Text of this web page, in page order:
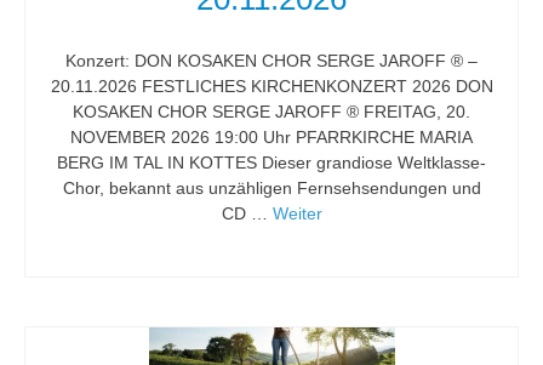
Konzert: DON KOSAKEN CHOR SERGE JAROFF ® –
20.11.2026 FESTLICHES KIRCHENKONZERT 2026 DON
KOSAKEN CHOR SERGE JAROFF ® FREITAG, 20.
NOVEMBER 2026 19:00 Uhr PFARRKIRCHE MARIA
BERG IM TAL IN KOTTES Dieser grandiose Weltklasse-
Chor, bekannt aus unzähligen Fernsehsendungen und
CD … Weiter